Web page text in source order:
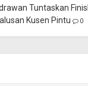
Tuntaskan
Kusen Pintu
0